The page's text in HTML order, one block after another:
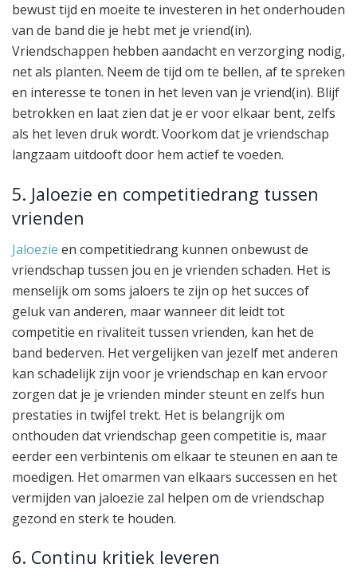
bewust tijd en moeite te investeren in het onderhouden
van de band die je hebt met je vriend(in).
Vriendschappen hebben aandacht en verzorging nodig,
net als planten. Neem de tijd om te bellen, af te spreken
en interesse te tonen in het leven van je vriend(in). Blijf
betrokken en laat zien dat je er voor elkaar bent, zelfs
als het leven druk wordt. Voorkom dat je vriendschap
langzaam uitdooft door hem actief te voeden.
5. Jaloezie en competitiedrang tussen
vrienden
Jaloezie en competitiedrang kunnen onbewust de
vriendschap tussen jou en je vrienden schaden. Het is
menselijk om soms jaloers te zijn op het succes of
geluk van anderen, maar wanneer dit leidt tot
competitie en rivaliteit tussen vrienden, kan het de
band bederven. Het vergelijken van jezelf met anderen
kan schadelijk zijn voor je vriendschap en kan ervoor
zorgen dat je je vrienden minder steunt en zelfs hun
prestaties in twijfel trekt. Het is belangrijk om
onthouden dat vriendschap geen competitie is, maar
eerder een verbintenis om elkaar te steunen en aan te
moedigen. Het omarmen van elkaars successen en het
vermijden van jaloezie zal helpen om de vriendschap
gezond en sterk te houden.
6. Continu kritiek leveren